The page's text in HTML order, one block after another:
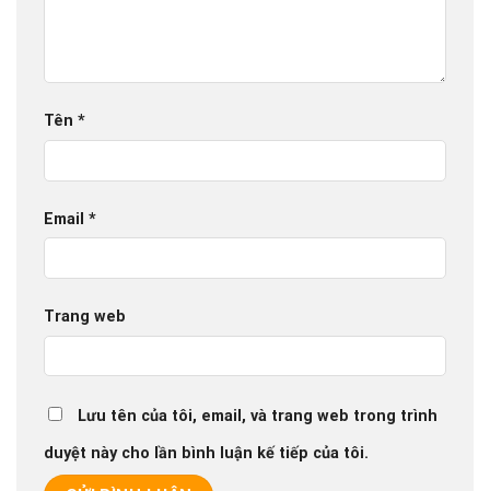
Tên *
Email *
Trang web
Lưu tên của tôi, email, và trang web trong trình
duyệt này cho lần bình luận kế tiếp của tôi.